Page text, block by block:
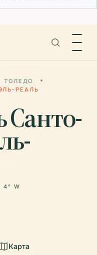
ТОЛЕДО
РЕАЛЬ
Санто-
4° W
Карта